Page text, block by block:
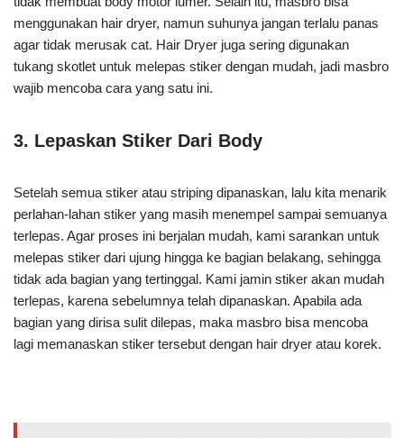
menggunakan hair dryer, namun suhunya jangan terlalu panas
agar tidak merusak cat. Hair Dryer juga sering digunakan
tukang skotlet untuk melepas stiker dengan mudah, jadi masbro
wajib mencoba cara yang satu ini.
3. Lepaskan Stiker Dari Body
Setelah semua stiker atau striping dipanaskan, lalu kita menarik
perlahan-lahan stiker yang masih menempel sampai semuanya
terlepas. Agar proses ini berjalan mudah, kami sarankan untuk
melepas stiker dari ujung hingga ke bagian belakang, sehingga
tidak ada bagian yang tertinggal. Kami jamin stiker akan mudah
terlepas, karena sebelumnya telah dipanaskan. Apabila ada
bagian yang dirisa sulit dilepas, maka masbro bisa mencoba
lagi memanaskan stiker tersebut dengan hair dryer atau korek.